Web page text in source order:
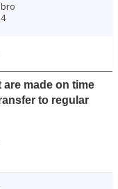
are made on time
to regular